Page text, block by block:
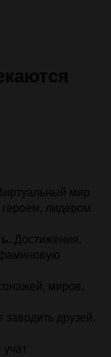
мир
лидером
Достижения,
миров,
друзей,
учат